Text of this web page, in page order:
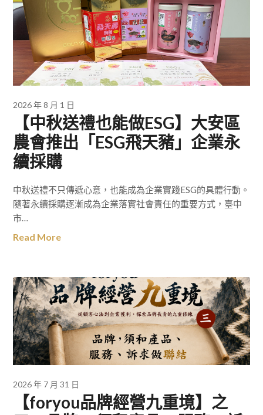
2026 年 8 月 1 日
【中秋送禮也能做ESG】大安區
農會推出「ESG飛天豬」企業永
續採購
中秋送禮不只傳遞心意，也能成為企業實踐ESG的具體行動。
隨著永續採購逐漸成為企業落實社會責任的重要方式，臺中
市…
Read More
2026 年 7 月 31 日
【foryou品牌經營九重境】之